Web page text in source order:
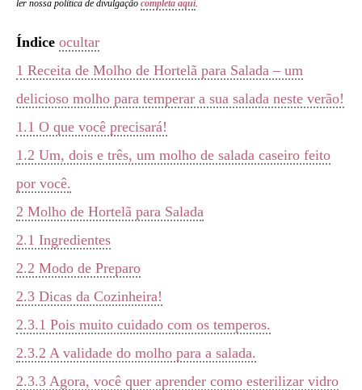
ler nossa política de divulgação completa aqui
Índice ocultar
1 Receita de Molho de Hortelã para Salada – um
delicioso molho para temperar a sua salada neste verão!
1.1 O que você precisará!
1.2 Um, dois e três, um molho de salada caseiro feito
por você.
2 Molho de Hortelã para Salada
2.1 Ingredientes
2.2 Modo de Preparo
2.3 Dicas da Cozinheira!
2.3.1 Pois muito cuidado com os temperos.
2.3.2 A validade do molho para a salada.
2.3.3 Agora, você quer aprender como esterilizar vidro